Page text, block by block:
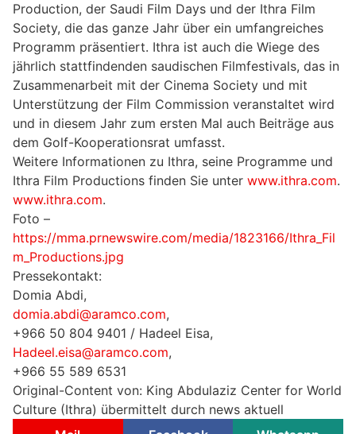
Production, der Saudi Film Days und der Ithra Film
Society, die das ganze Jahr über ein umfangreiches
Programm präsentiert. Ithra ist auch die Wiege des
jährlich stattfindenden saudischen Filmfestivals, das in
Zusammenarbeit mit der Cinema Society und mit
Unterstützung der Film Commission veranstaltet wird
und in diesem Jahr zum ersten Mal auch Beiträge aus
dem Golf-Kooperationsrat umfasst.
Weitere Informationen zu Ithra, seine Programme und
Ithra Film Productions finden Sie unter www.ithra.com.
www.ithra.com.
Foto –
https://mma.prnewswire.com/media/1823166/Ithra_Fil
m_Productions.jpg
Pressekontakt:
Domia Abdi,
domia.abdi@aramco.com,
+966 50 804 9401 / Hadeel Eisa,
Hadeel.eisa@aramco.com,
+966 55 589 6531
Original-Content von: King Abdulaziz Center for World
Culture (Ithra) übermittelt durch news aktuell